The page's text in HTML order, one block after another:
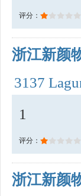
评分：
浙江新颜
3137
1
评分：
浙江新颜